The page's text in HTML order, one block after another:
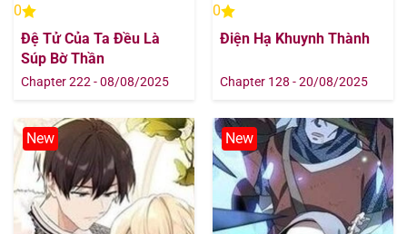
Chapter 16
Chapter 15
Chapter 13 11/08/2025
Chapter 12 11/08/2025
0
Đệ Tử Của Ta Đều Là
Súp Bờ Thần
Chapter 222 - 08/08/2025
0
Điện Hạ Khuynh Thành
Chapter 128 - 20/08/2025
New New